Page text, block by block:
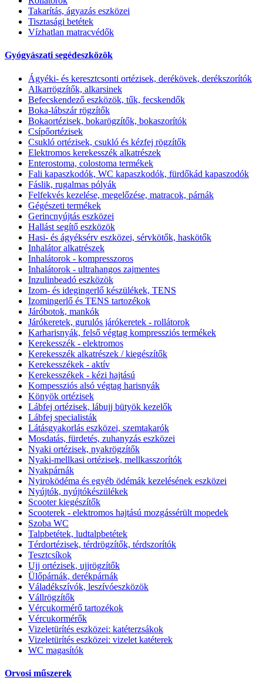
Takarítás, ágyazás eszközei
Tisztasági betétek
Vízhatlan matracvédők
Gyógyászati segédeszközök
Ágyéki- és keresztcsonti ortézisek, derékövek, derékszorítók
Alkarrögzítők, alkarsinek
Befecskendező eszközök, tűk, fecskendők
Boka-lábszár rögzítők
Bokaortézisek, bokarögzítők, bokaszorítók
Csípőortézisek
Csukló ortézisek, csukló és kézfej rögzítők
Elektromos kerekesszék alkatrészek
Enterostoma, colostoma termékek
Fali kapaszkodók, WC kapaszkodók, fürdőkád kapaszodók
Fáslik, rugalmas pólyák
Felfekvés kezelése, megelőzése, matracok, párnák
Gégészeti termékek
Gerincnyújtás eszközei
Hallást segítő eszközök
Hasi- és ágyéksérv eszközei, sérvkötők, haskötők
Inhalátor alkatrészek
Inhalátorok - kompresszoros
Inhalátorok - ultrahangos zajmentes
Inzulinbeadó eszközök
Izom- és idegingerlő készülékek, TENS
Izomingerlő és TENS tartozékok
Járóbotok, mankók
Járókeretek, gurulós járókeretek - rollátorok
Karharisnyák, felső végtag kompressziós termékek
Kerekesszék - elektromos
Kerekesszék alkatrészek / kiegészítők
Kerekesszékek - aktív
Kerekesszékek - kézi hajtású
Kompessziós alsó végtag harisnyák
Könyök ortézisek
Lábfej ortézisek, lábujj bütyök kezelők
Lábfej specialisták
Látásgyakorlás eszközei, szemtakarók
Mosdatás, fürdetés, zuhanyzás eszközei
Nyaki ortézisek, nyakrögzítők
Nyaki-mellkasi ortézisek, mellkasszorítók
Nyakpárnák
Nyiroködéma és egyéb ödémák kezelésének eszközei
Nyújtók, nyújtókészülékek
Scooter kiegészítők
Scooterek - elektromos hajtású mozgássérült mopedek
Szoba WC
Talpbetétek, ludtalpbetétek
Térdortézisek, térdrögzítők, térdszorítók
Tesztcsíkok
Ujj ortézisek, ujjrögzítők
Ülőpárnák, derékpárnák
Váladékszívók, leszívóeszközök
Vállrögzítők
Vércukormérő tartozékok
Vércukormérők
Vizeletürítés eszközei: katéterzsákok
Vizeletürítés eszközei: vizelet katéterek
WC magasítók
Orvosi műszerek